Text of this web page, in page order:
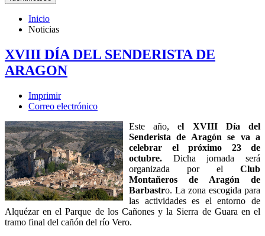
Inicio
Noticias
XVIII DÍA DEL SENDERISTA DE
ARAGON
Imprimir
Correo electrónico
Este año, el XVIII Día del
Senderista de Aragón se va a
celebrar el próximo 23 de
octubre. Dicha jornada será
organizada por el Club
Montañeros de Aragón de
Barbastro. La zona escogida para
las actividades es el entorno de
Alquézar en el Parque de los Cañones y la Sierra de Guara en el
tramo final del cañón del río Vero.